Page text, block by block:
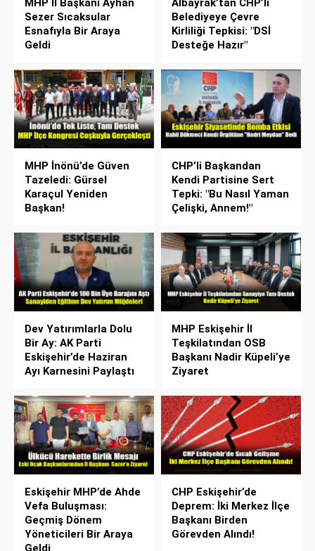
MHP İl Başkanı Ayhan
Sezer Sıcaksular
Esnafıyla Bir Araya
Geldi
Albayrak’tan CHP’li
Belediyeye Çevre
Kirliliği Tepkisi: "DSİ
Desteğe Hazır"
MHP İnönü’de Güven
Tazeledi: Gürsel
Karaçul Yeniden
Başkan!
CHP’li Başkandan
Kendi Partisine Sert
Tepki: "Bu Nasıl Yaman
Çelişki, Annem!"
Dev Yatırımlarla Dolu
Bir Ay: AK Parti
Eskişehir’de Haziran
Ayı Karnesini Paylaştı
MHP Eskişehir İl
Teşkilatından OSB
Başkanı Nadir Küpeli’ye
Ziyaret
Eskişehir MHP’de Ahde
Vefa Buluşması:
Geçmiş Dönem
Yöneticileri Bir Araya
Geldi
CHP Eskişehir’de
Deprem: İki Merkez İlçe
Başkanı Birden
Görevden Alındı!